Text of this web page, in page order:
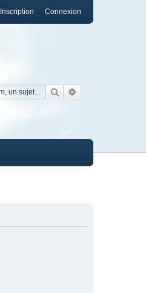
Connexion
Inscription
Rechercher